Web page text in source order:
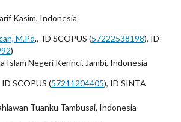
Kasim, Indonesia
M.Pd., ID SCOPUS (57222538198), ID
)
Islam Negeri Kerinci, Jambi, Indonesia
SCOPUS (57211204405), ID SINTA
Tuanku Tambusai, Indonesia